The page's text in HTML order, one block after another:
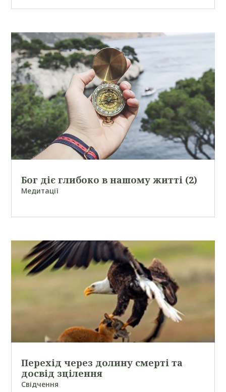
Бог діє глибоко в нашому житті (2)
Медитації
Перехід через долину смерті та
досвід зцілення
Свідчення